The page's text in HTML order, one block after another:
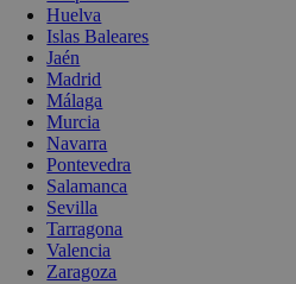
Huelva
Islas Baleares
Jaén
Madrid
Málaga
Murcia
Navarra
Pontevedra
Salamanca
Sevilla
Tarragona
Valencia
Zaragoza